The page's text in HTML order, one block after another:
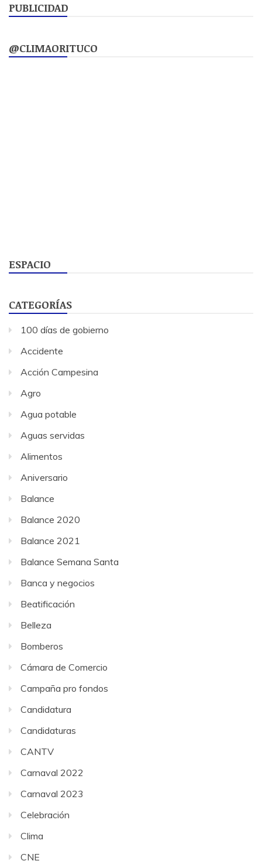
entradas
PUBLICIDAD
@CLIMAORITUCO
ESPACIO
CATEGORÍAS
100 días de gobierno
Accidente
Acción Campesina
Agro
Agua potable
Aguas servidas
Alimentos
Aniversario
Balance
Balance 2020
Balance 2021
Balance Semana Santa
Banca y negocios
Beatificación
Belleza
Bomberos
Cámara de Comercio
Campaña pro fondos
Candidatura
Candidaturas
CANTV
Carnaval 2022
Carnaval 2023
Celebración
Clima
CNE